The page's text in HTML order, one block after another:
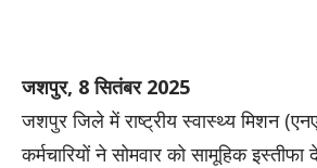
जशपुर, 8 सितंबर 2025
जशपुर जिले में राष्ट्रीय स्वास्थ्य मिशन
कर्मचारियों ने सोमवार को सामूहिक इस्तीफा